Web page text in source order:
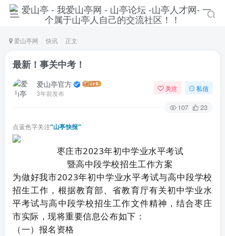
爱山亭网 快讯 正文
最新！事关中考！
爱山亭官方
3年前发布
关注 私信
107 23
点蓝色字关注“山亭快报”
枣庄市2023年初中学业水平考试
暨高中段学校招生工作方案
为做好我市2023年初中学业水平考试与高中段学校
招生工作，根据教育部、省教育厅有关初中学业水
平考试与高中段学校招生工作文件精神，结合枣庄
市实际，现将重要信息公布如下：
（一）报名资格